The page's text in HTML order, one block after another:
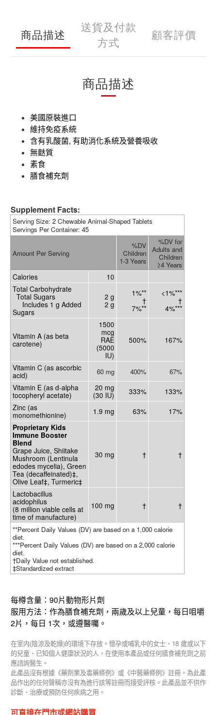
商品描述
送貨及付款
方式
顧客評價
商品描述
美國原裝進口
維持免疫系統
含有乳酸菌, 有助消化系統及營養吸收
無麩質
素食
膳食補充劑
Supplement Facts:
Serving Size: 2 Chewable Animal-Shaped Tablets
Servings Per Container: 45
Amount Per Serving
%DV
Children
1-3 Years
%DV for
Adults and
Children
≥4 Years
Calories
10
Total Carbohydrate
Total Sugars
Includes 1 g Added
Sugars
2 g
2 g
1%**
†
7%**
<1%***
†
4%***
Vitamin A (as beta
carotene)
1500
mcg
RAE
(5000
IU)
500% 167%
Vitamin C (as ascorbic
acid)
60 mg 400% 67%
Vitamin E (as d-alpha
tocopheryl acetate)
20 mg
(30 IU)
333%
133%
Zinc (as
monomethionine)
1.9 mg 63%
17%
Proprietary Kids
Immune Booster
Blend
Grape Juice, Shiitake
Mushroom (Lentinula
edodes mycelia), Green
Tea (decaffeinated)‡,
Olive Leaf‡, Turmeric‡
30 mg † †
Lactobacillus
acidophilus
(8 million viable cells at
time of manufacture)
100 mg † †
**Percent Daily Values (DV) are based on a 1,000 calorie
diet.
***Percent Daily Values (DV) are based on a 2,000 calorie
diet.
†Daily Value not established.
‡Standardized extract
每樽含量： 90片動物形片劑
服用方法：作為膳食補充劑，兩歲及以上兒童，每日咀嚼
2片，每日 1次，或遵醫囑。
在室内(陰涼及乾燥)的環境下存放。懷孕或哺乳中的女士、 18 歲或以下
的兒童、已知個人健康狀況的人，在使用本產品或任何膳食補充劑之前
應諮詢醫生。
此產品沒有根據《藥劑業及毒藥條例》或《中醫藥條例》註冊。為此產
品作出的任何聲稱亦沒有為進行該等註冊而接受評核。此產品並不供作
診斷、治療或預防任何疾病之用。
可直接在門市或網站購買